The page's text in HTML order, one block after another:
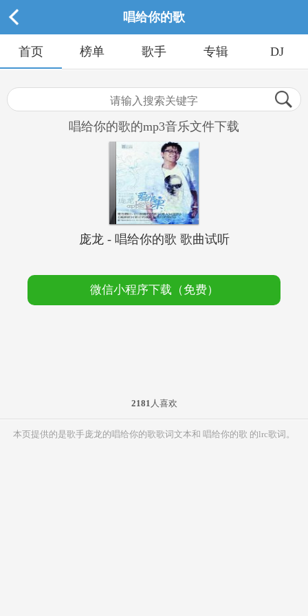
唱给你的歌
首页 榜单 歌手 专辑 DJ
唱给你的歌的mp3音乐文件下载
庞龙 - 唱给你的歌 歌曲试听
微信小程序下载（免费）
2181 人喜欢
本页提供的是歌手庞龙的唱给你的歌歌词文本和 唱给你的歌 的lrc歌词。